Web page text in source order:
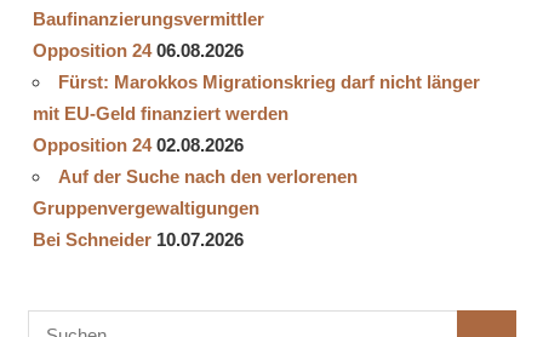
Baufinanzierungsvermittler
Opposition 24 06.08.2026
Fürst: Marokkos Migrationskrieg darf nicht länger
mit EU-Geld finanziert werden
Opposition 24 02.08.2026
Auf der Suche nach den verlorenen
Gruppenvergewaltigungen
Bei Schneider 10.07.2026
Suchen